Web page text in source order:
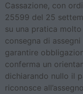
Cassazione, con
25599 del 25
su una pratica
consegna di
garantire
conferma un
dichiarando nullo il
riconosce